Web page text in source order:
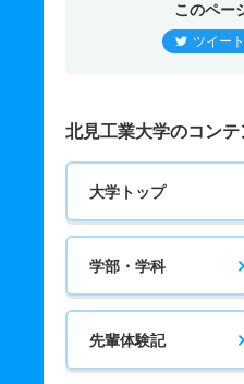
このペー
ツイート
北見工業大学のコンテ
大学トップ
学部・学科
先輩体験記